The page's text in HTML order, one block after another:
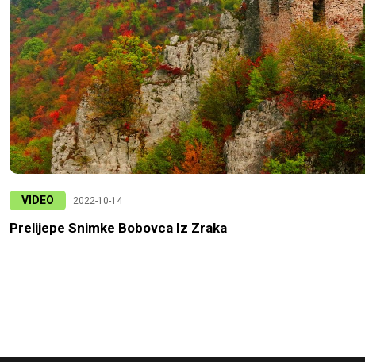
VIDEO 2022-10-14
Prelijepe Snimke Bobovca Iz Zraka